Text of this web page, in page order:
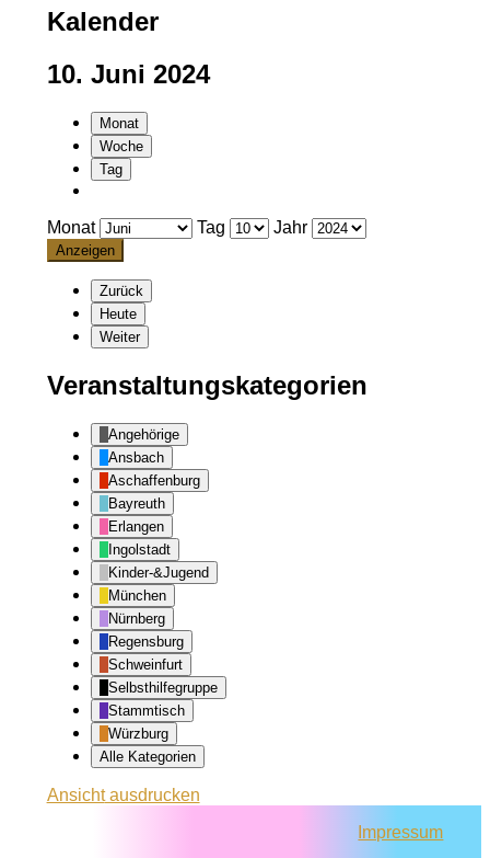
Kalender
10. Juni 2024
Monat
Woche
Tag
Monat Tag Jahr
Zurück
Heute
Weiter
Veranstaltungskategorien
Angehörige
Ansbach
Aschaffenburg
Bayreuth
Erlangen
Ingolstadt
Kinder-&Jugend
München
Nürnberg
Regensburg
Schweinfurt
Selbsthilfegruppe
Stammtisch
Würzburg
Alle Kategorien
Ansichtausdrucken
Impressum